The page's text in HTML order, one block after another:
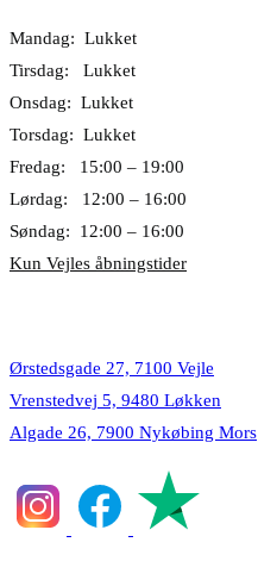
Mandag: Lukket
Tirsdag: Lukket
Onsdag: Lukket
Torsdag: Lukket
Fredag: 15:00 – 19:00
Lørdag: 12:00 – 16:00
Søndag: 12:00 – 16:00
Kun Vejles åbningstider
Ørstedsgade 27, 7100 Vejle
Vrenstedvej 5, 9480 Løkken
Algade 26, 7900 Nykøbing Mors